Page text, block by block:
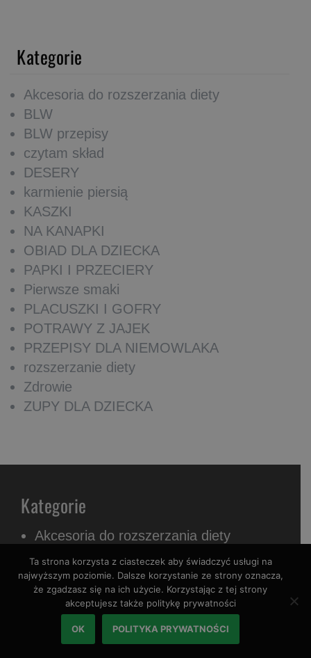
Kategorie
Akcesoria do rozszerzania diety
BLW
BLW przepisy
czytam skład
DESERY
karmienie piersią
KASZKI
NA KANAPKI
OBIAD DLA DZIECKA
PAPKI I PRZECIERY
Pierwsze smaki
PLACUSZKI I GOFRY
POTRAWY Z JAJEK
PRZEPISY DLA NIEMOWLAKA
rozszerzanie diety
Zdrowie
ZUPY DLA DZIECKA
Kategorie
Akcesoria do rozszerzania diety
BLW
BLW przepisy
czytam skład
DESERY
karmienie piersią
Ta strona korzysta z ciasteczek aby świadczyć usługi na
najwyższym poziomie. Dalsze korzystanie ze strony oznacza,
że zgadzasz się na ich użycie. Korzystając z tej strony
akceptujesz także politykę prywatności
OK POLITYKA PRYWATNOŚCI